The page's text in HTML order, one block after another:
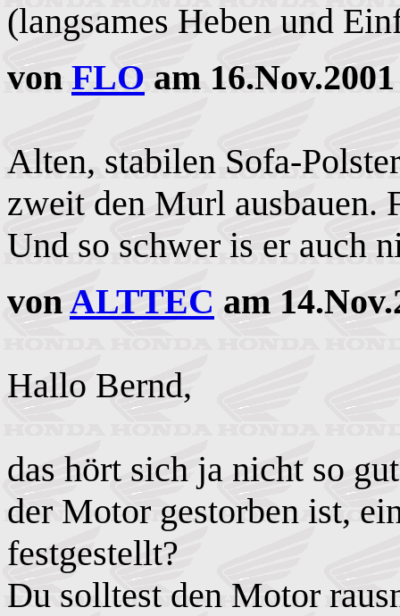
(langsames Heben und
von FLO am
Alten, stabilen Sofa-
zweit den Murl ausbauen.
Und so schwer is er auch
vonALTTEC am
Hallo Bernd,
das hört sich ja nicht so
der Motor gestorben ist,
festgestellt?
Du solltest den Motor